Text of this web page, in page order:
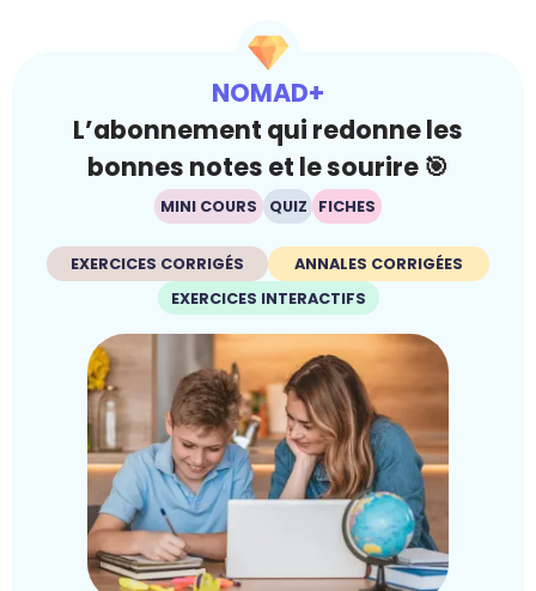
NOMAD+
L’abonnement qui redonne les
bonnes notes et le sourire 🎯
MINI COURS QUIZ FICHES
EXERCICES CORRIGÉS
ANNALES CORRIGÉES
EXERCICES INTERACTIFS